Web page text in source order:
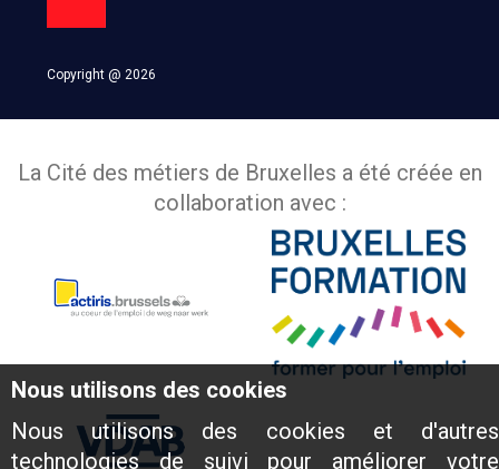
Nous utilisons des cookies
Nous utilisons des cookies et d'autres
technologies de suivi pour améliorer votre
Copyright @ 2026
La Cité des métiers de Bruxelles a été créée en
collaboration avec :